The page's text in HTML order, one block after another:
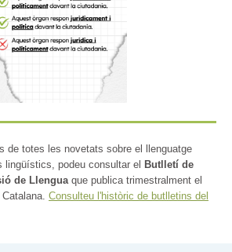
de totes les novetats sobre el llenguatge
lingüístics, podeu consultar el Butlletí de
de Llenguaque publica trimestralment el
Consulteu l'històric de butlletins del